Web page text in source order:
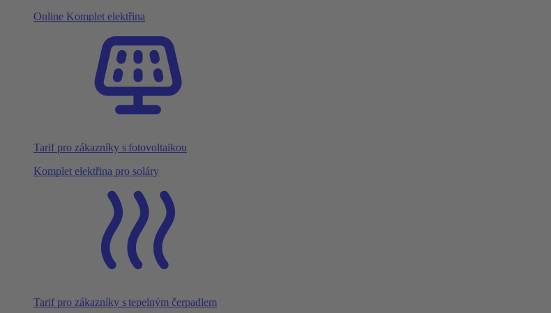
Online Komplet elektřina
Tarif pro zákazníky s fotovoltaikou
Komplet elektřina pro soláry
Tarif pro zákazníky s tepelným čerpadlem